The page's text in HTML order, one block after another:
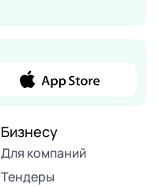
Бизнесу
Для компаний
Тендеры